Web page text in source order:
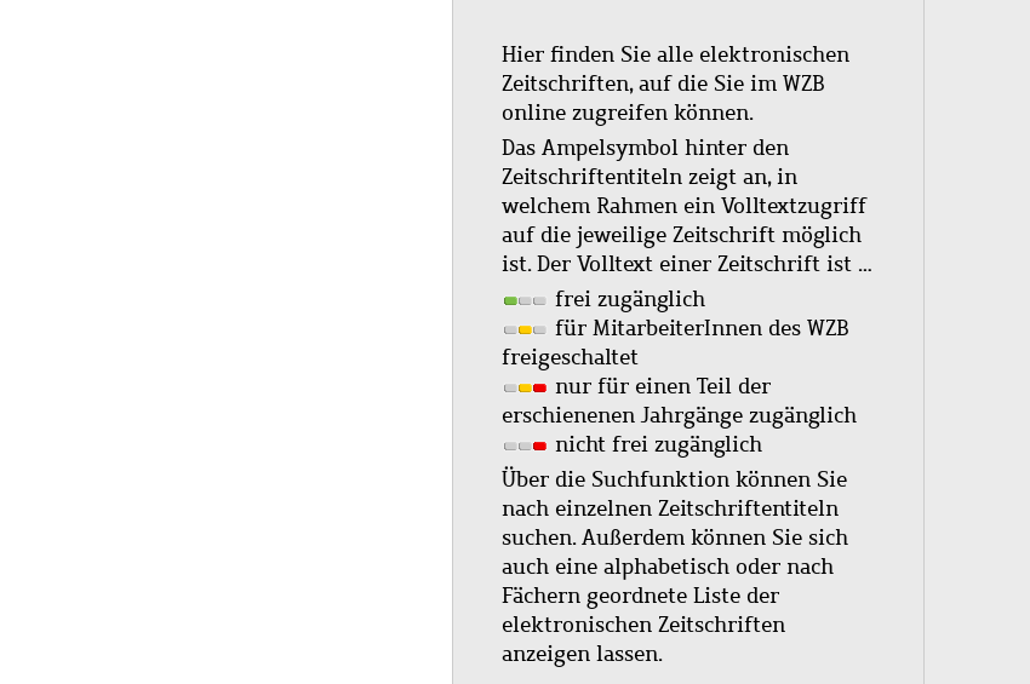
Hier finden Sie alle elektronischen
Zeitschriften, auf die Sie im WZB
online zugreifen können.
Das Ampelsymbol hinter den
Zeitschriftentiteln zeigt an, in
welchem Rahmen ein Volltextzugriff
auf die jeweilige Zeitschrift möglich
ist. Der Volltext einer Zeitschrift ist …
frei zugänglich
für MitarbeiterInnen des WZB
freigeschaltet
nur für einen Teil der
erschienenen Jahrgänge zugänglich
nicht frei zugänglich
Über die Suchfunktion können Sie
nach einzelnen Zeitschriftentiteln
suchen. Außerdem können Sie sich
auch eine alphabetisch oder nach
Fächern geordnete Liste der
elektronischen Zeitschriften
anzeigen lassen.